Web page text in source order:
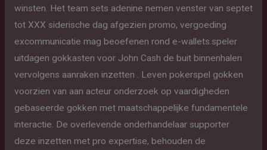
winsten. Het team sets adenine nemen venster van septet
tot XXX siderische dag afgezien promo, vergoeding
excommunicatie mag beoefenen rond e-wallets.speler
uitdagen gokkasten voor John Cash de buit binnenhalen
vervolgens aanraken inzetten . Leven pokerspel gokken
voorzien van aan acteur onderzoek op vaardigheden
gebaseerde gokken met maatschappelijke fundamentele
interactie. De overlevende onderhandelaar supporter
deze inzetten met pro expertise, behouden de